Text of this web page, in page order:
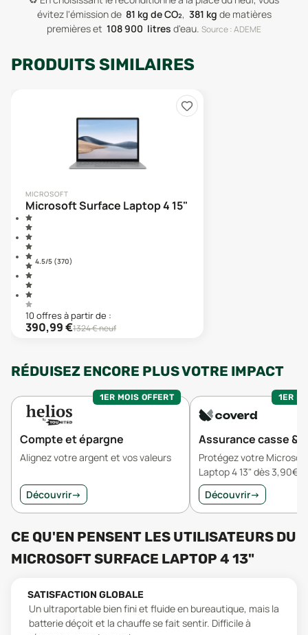
évitez l'émission de 81 kg de CO₂, 381 kg de matières
premièreset 108 900 litres d'eau. Source : ADEME
PRODUITS SIMILAIRES
MICROSOFT
Microsoft Surface Laptop 4 15"
4.5/5 (370)
10 offresà partir de :
390,99€1324€ neuf
RÉDUISEZ ENCORE PLUS VOTRE IMPACT
1ER MOIS OFFERT
Compte et épargne
Alignez votre argent et vos valeurs
Découvrir→
1ER
Assurance casse &
Protégez votre
Laptop 4 13" dès 3,90€/
Découvrir→
CE QU'EN PENSENT LES UTILISATEURS DU
MICROSOFT SURFACE LAPTOP 4 13"
SATISFACTION GLOBALE
Un ultraportable bien fini et fluide en bureautique, mais la
batterie déçoit et la chauffe se fait sentir. Difficile à